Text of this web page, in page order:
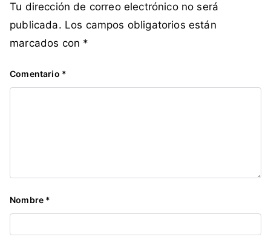
Tu dirección de correo electrónico no será
publicada. Los campos obligatorios están
marcados con *
Comentario *
Nombre *